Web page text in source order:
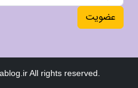
عضویت
All rights reserved.